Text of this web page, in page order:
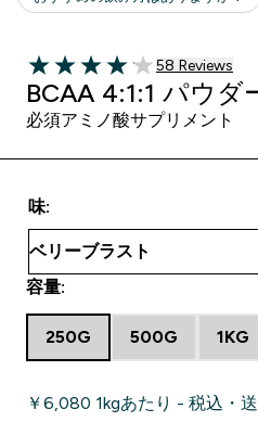
4.1 out of 5 stars
58 ＋件の口コ
58 Reviews
BCAA 4:1:1 パウダ
必須アミノ酸サプリメント
味:
容量:
250G 500G 1KG
￥6,080‎ 1kgあたり - 税込・